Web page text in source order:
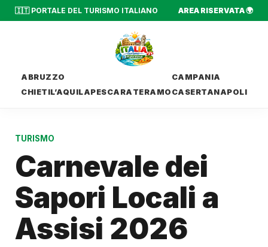
🇮🇹 PORTALE DEL TURISMO ITALIANO AREA RISERVATA 🌍
ABRUZZO
CHIETIL’AQUILAPESCARA TERAMO
CAMPANIA
CASERTANAPOLI
TURISMO
Carnevale dei
Sapori Locali a
Assisi 2026